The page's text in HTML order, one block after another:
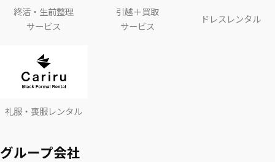
終活・生前整理
サービス
引越＋買取
サービス
ドレスレンタル
礼服・喪服レンタル
グループ会社